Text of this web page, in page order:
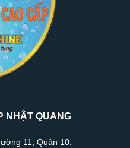
NHẬT QUANG
11, Quận 10,